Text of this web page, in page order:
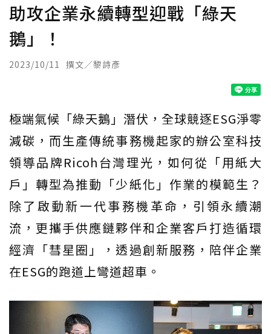
助攻企業永續轉型迎戰「綠天
鵝」！
2023/10/11 撰文／黎詩彥
極端氣候「綠天鵝」潛伏，全球競逐ESG淨零
減碳，而生產傳統事務機起家的辦公室科技
領導品牌Ricoh台灣理光，如何從「用紙大
戶」轉型為推動「少紙化」作業的模範生？
除了啟動新一代事務機革命，引領永續潮
流，更攜手供應鏈夥伴和企業客戶打造循環
經濟「彗星圈」，透過創新服務，陪伴企業
在ESG的跑道上彎道超車。